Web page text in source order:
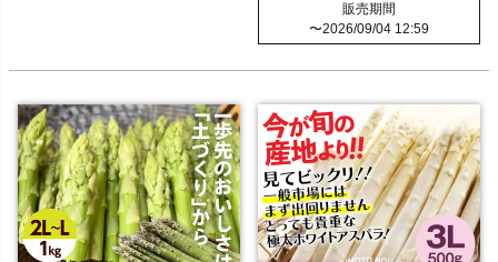
販売期間
〜2026/09/04 12:59